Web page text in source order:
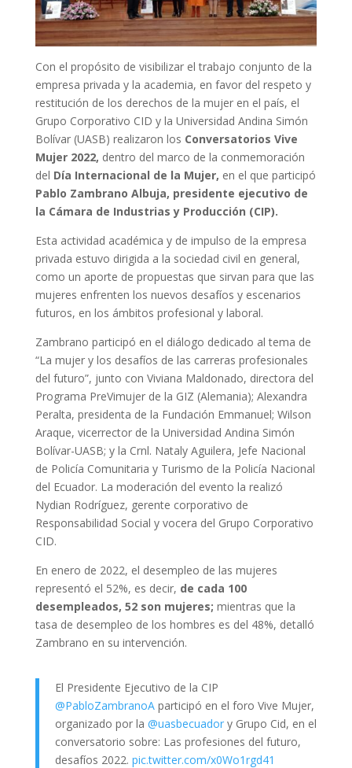
Con el propósito de visibilizar el trabajo conjunto de la
empresa privada y la academia, en favor del respeto y
restitución de los derechos de la mujer en el país, el
Grupo Corporativo CID y la Universidad Andina Simón
Bolívar (UASB) realizaron los Conversatorios Vive
Mujer 2022, dentro del marco de la conmemoración
del Día Internacional de la Mujer, en el que participó
Pablo Zambrano Albuja, presidente ejecutivo de
la Cámara de Industrias y Producción (CIP).
Esta actividad académica y de impulso de la empresa
privada estuvo dirigida a la sociedad civil en general,
como un aporte de propuestas que sirvan para que las
mujeres enfrenten los nuevos desafíos y escenarios
futuros, en los ámbitos profesional y laboral.
Zambrano participó en el diálogo dedicado al tema de
“La mujer y los desafíos de las carreras profesionales
del futuro”, junto con Viviana Maldonado, directora del
Programa PreVimujer de la GIZ (Alemania); Alexandra
Peralta, presidenta de la Fundación Emmanuel; Wilson
Araque, vicerrector de la Universidad Andina Simón
Bolívar-UASB; y la Crnl. Nataly Aguilera, Jefe Nacional
de Policía Comunitaria y Turismo de la Policía Nacional
del Ecuador. La moderación del evento la realizó
Nydian Rodríguez, gerente corporativo de
Responsabilidad Social y vocera del Grupo Corporativo
CID.
En enero de 2022, el desempleo de las mujeres
representó el 52%, es decir, de cada 100
desempleados, 52 son mujeres; mientras que la
tasa de desempleo de los hombres es del 48%, detalló
Zambrano en su intervención.
El Presidente Ejecutivo de la CIP
@PabloZambranoAparticipó en el foro Vive Mujer,
organizado por la @uasbecuadory Grupo Cid, en el
conversatorio sobre: Las profesiones del futuro,
desafíos 2022. pic.twitter.com/x0Wo1rgd41